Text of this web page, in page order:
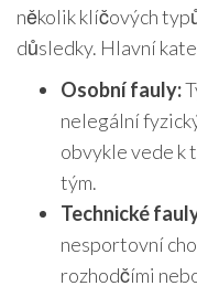
několik klíčových
důsledky. Hlavní
Osobní fauly:
nelegální
obvykle vede k
tým.
Technické
nesportovní
rozhodčími